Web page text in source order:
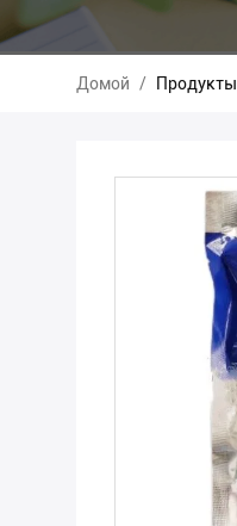
Домой / Продукты